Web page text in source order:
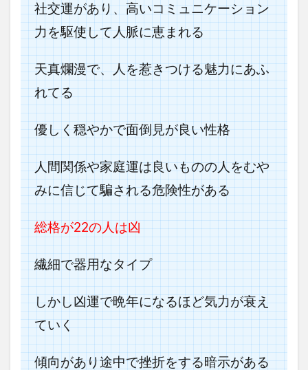
社交運があり、高いコミュニケーション
力を駆使して人脈に恵まれる
天真爛漫で、人を惹きつける魅力にあふ
れてる
優しく穏やかで面倒見が良い性格
人間関係や家庭運は良いものの人をむや
みに信じて騙される危険性がある
総格が22の人は凶
繊細で器用なタイプ
しかし凶運で晩年になるほど気力が衰え
ていく
傾向があり途中で挫折をする暗示がある